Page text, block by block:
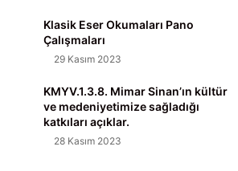
Klasik Eser Okumaları Pano
Çalışmaları
29 Kasım 2023
KMYV.1.3.8. Mimar Sinan’ın kültür
ve medeniyetimize sağladığı
katkıları açıklar.
28 Kasım 2023